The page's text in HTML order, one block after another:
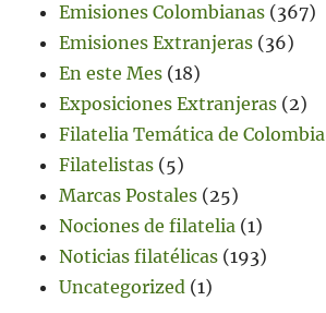
Emisiones Colombianas (367)
Emisiones Extranjeras (36)
En este Mes (18)
Exposiciones Extranjeras (2)
Filatelia Temática de Colombia
Filatelistas (5)
Marcas Postales (25)
Nociones de filatelia (1)
Noticias filatélicas (193)
Uncategorized (1)